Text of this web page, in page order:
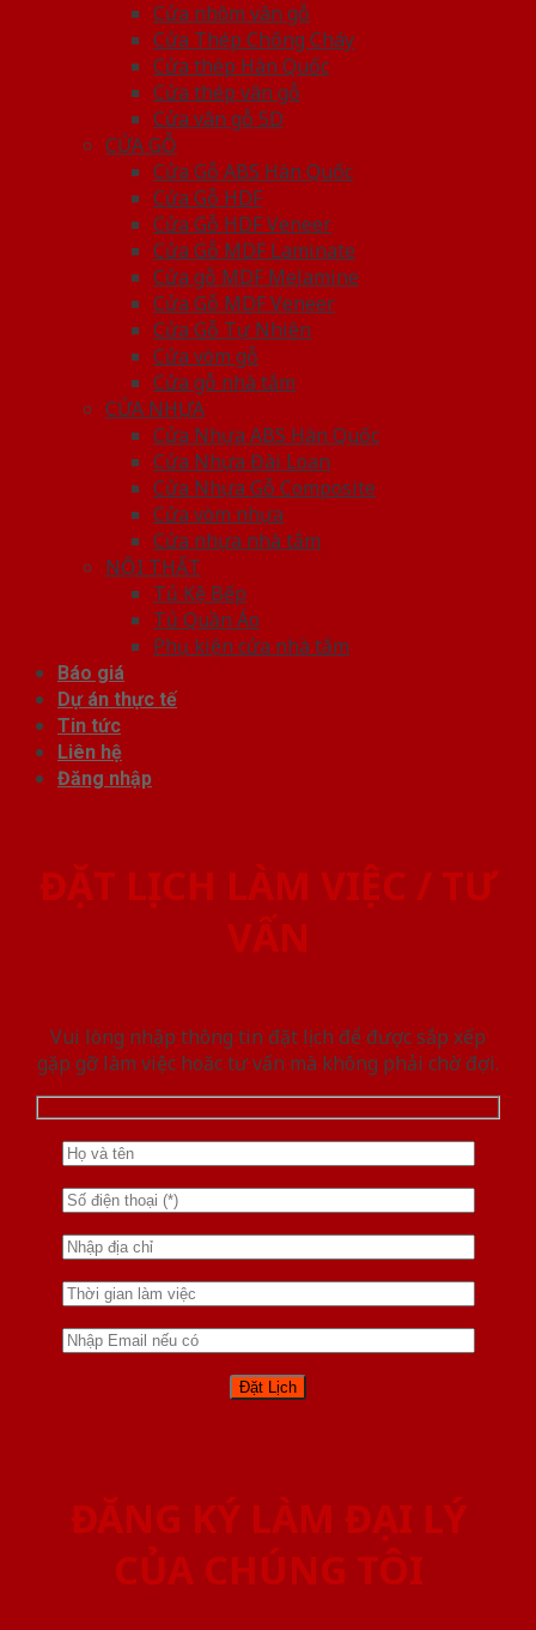
Cửa nhôm vân gỗ
Cửa Thép Chống Cháy
Cửa thép Hàn Quốc
Cửa thép vân gỗ
Cửa vân gỗ 5D
CỬA GỖ
Cửa Gỗ ABS Hàn Quốc
Cửa Gỗ HDF
Cửa Gỗ HDF Veneer
Cửa Gỗ MDF Laminate
Cửa gỗ MDF Melamine
Cửa Gỗ MDF Veneer
Cửa Gỗ Tự Nhiên
Cửa vòm gỗ
Cửa gỗ nhà tắm
CỬA NHỰA
Cửa Nhựa ABS Hàn Quốc
Cửa Nhựa Đài Loan
Cửa Nhựa Gỗ Composite
Cửa vòm nhựa
Cửa nhựa nhà tắm
NỘI THẤT
Tủ Kệ Bếp
Tủ Quần Áo
Phụ kiện cửa nhà tắm
Báo giá
Dự án thực tế
Tin tức
Liên hệ
Đăng nhập
ĐẶT LỊCH LÀM VIỆC / TƯ
VẤN
Vui lòng nhập thông tin đặt lịch để được sắp xếp
gặp gỡ làm việc hoăc tư vấn mà không phải chờ đợi.
ĐĂNG KÝ LÀM ĐẠI LÝ
CỦA CHÚNG TÔI